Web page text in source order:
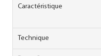
Caractéristique
Technique